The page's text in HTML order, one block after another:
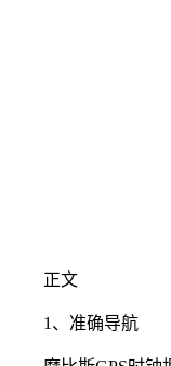
正文
1、准确导航